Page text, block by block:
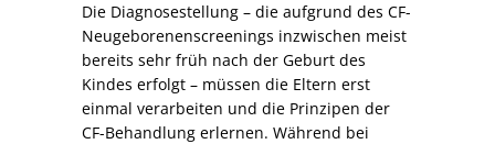
Die Diagnosestellung – die aufgrund des CF-
Neugeborenenscreenings inzwischen meist
bereits sehr früh nach der Geburt des
Kindes erfolgt – müssen die Eltern erst
einmal verarbeiten und die Prinzipen der
CF-Behandlung erlernen. Während bei